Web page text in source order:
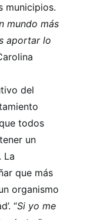
municipios.
mundo más
aportar lo
del
todos
un
La
que más
organismo
“Si yo me